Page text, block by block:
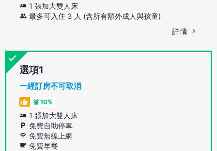
1 張加大雙人床
最多可入住 3 人 (含所有額外成人與孩童)
詳情
選項
一經訂房不可取消
省 10%
1 張加大雙人床
免費自助停車
免費無線上網
免費早餐